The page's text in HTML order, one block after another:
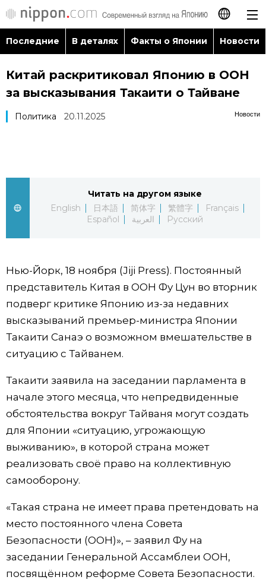
日本語
English
Español
العربية
Последние
Факты о Японии
Новости
Фото/Видео
Разделы
Люди
Блог
Политика
Экономика
Общество
Культура
Жизнь
Популярные статьи
Японский язык
Японский калейдоскоп
Семья
Еда и напитки
official SNS
Последние В деталях Факты о Японии Новости
Китай раскритиковал Японию в ООН
за высказывания Такаити о Тайване
Новости
Политика 20.11.2025
Читать на другом языке
English
日本語 简体字 繁體字
Français
Español
العربية Русский
Нью-Йорк, 18 ноября (Jiji Press). Постоянный
представитель Китая в ООН Фу Цун во вторник
подверг критике Японию из-за недавних
высказываний премьер-министра Японии
Такаити Санаэ о возможном вмешательстве в
ситуацию с Тайванем.
Такаити заявила на заседании парламента в
начале этого месяца, что непредвиденные
обстоятельства вокруг Тайваня могут создать
для Японии «ситуацию, угрожающую
выживанию», в которой страна может
реализовать своё право на коллективную
самооборону.
«Такая страна не имеет права претендовать на
место постоянного члена Совета
Безопасности (ООН)», – заявил Фу на
заседании Генеральной Ассамблеи ООН,
посвящённом реформе Совета Безопасности.